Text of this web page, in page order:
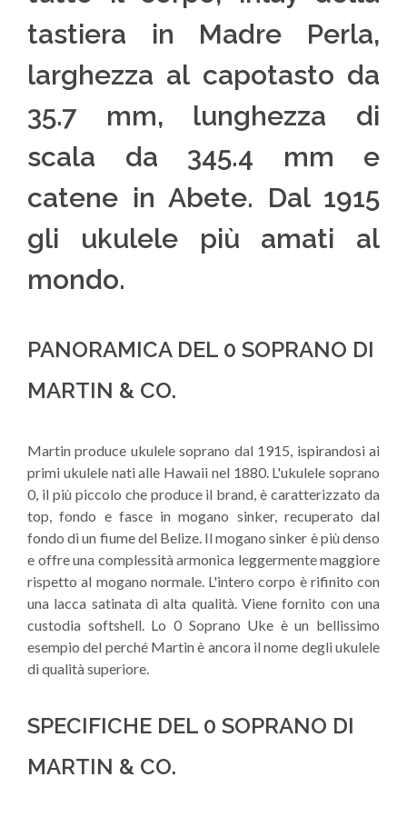
tastiera in Madre Perla,
larghezza al capotasto da
35.7 mm, lunghezza di
scala da 345.4 mm e
catene in Abete. Dal 1915
gli ukulele più amati al
mondo.
PANORAMICA DEL 0 SOPRANO DI
MARTIN & CO.
Martin produce ukulele soprano dal 1915, ispirandosi ai
primi ukulele nati alle Hawaii nel 1880. L'ukulele soprano
0, il più piccolo che produce il brand, è caratterizzato da
top, fondo e fasce in mogano sinker, recuperato dal
fondo di un fiume del Belize. Il mogano sinker è più denso
e offre una complessità armonica leggermente maggiore
rispetto al mogano normale. L'intero corpo è rifinito con
una lacca satinata di alta qualità. Viene fornito con una
custodia softshell. Lo 0 Soprano Uke è un bellissimo
esempio del perché Martin è ancora il nome degli ukulele
di qualità superiore.
SPECIFICHE DEL 0 SOPRANO DI
MARTIN & CO.